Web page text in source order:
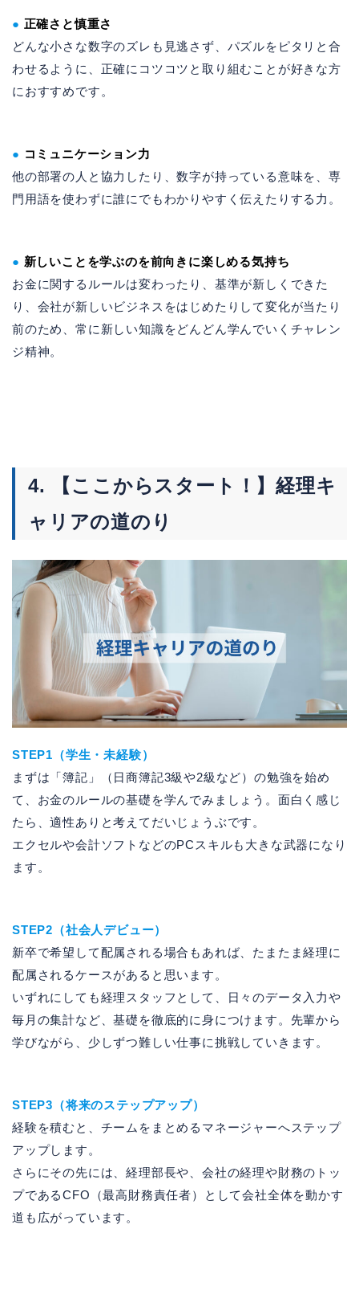
● 正確さと慎重さ
どんな小さな数字のズレも見逃さず、パズルをピタリと合
わせるように、正確にコツコツと取り組むことが好きな方
におすすめです。
● コミュニケーション力
他の部署の人と協力したり、数字が持っている意味を、専
門用語を使わずに誰にでもわかりやすく伝えたりする力。
● 新しいことを学ぶのを前向きに楽しめる気持ち
お金に関するルールは変わったり、基準が新しくできた
り、会社が新しいビジネスをはじめたりして変化が当たり
前のため、常に新しい知識をどんどん学んでいくチャレン
ジ精神。
4. 【ここからスタート！】経理キ
ャリアの道のり
STEP1（学生・未経験）
まずは「簿記」（日商簿記3級や2級など）の勉強を始め
て、お金のルールの基礎を学んでみましょう。面白く感じ
たら、適性ありと考えてだいじょうぶです。
エクセルや会計ソフトなどのPCスキルも大きな武器になり
ます。
STEP2（社会人デビュー）
新卒で希望して配属される場合もあれば、たまたま経理に
配属されるケースがあると思います。
いずれにしても経理スタッフとして、日々のデータ入力や
毎月の集計など、基礎を徹底的に身につけます。先輩から
学びながら、少しずつ難しい仕事に挑戦していきます。
STEP3（将来のステップアップ）
経験を積むと、チームをまとめるマネージャーへステップ
アップします。
さらにその先には、経理部長や、会社の経理や財務のトッ
プであるCFO（最高財務責任者）として会社全体を動かす
道も広がっています。